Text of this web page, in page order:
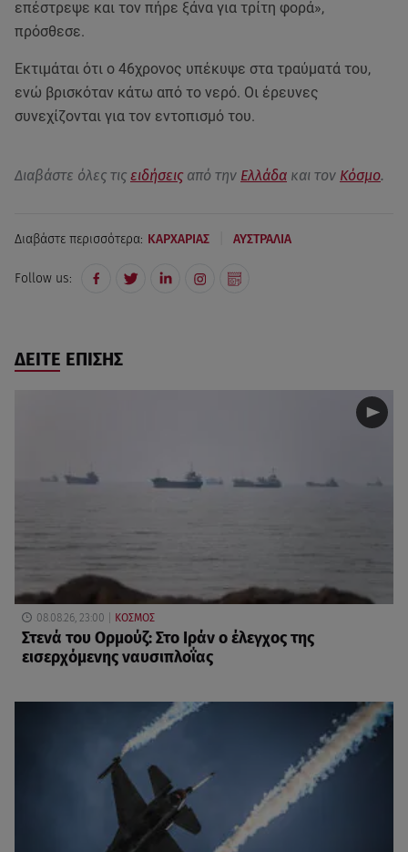
επέστρεψε και τον πήρε ξάνα για τρίτη φορά»,
πρόσθεσε.
Εκτιμάται ότι ο 46χρονος υπέκυψε στα τραύματά του,
ενώ βρισκόταν κάτω από το νερό. Οι έρευνες
συνεχίζονται για τον εντοπισμό του.
Διαβάστε όλες τις ειδήσεις από την Ελλάδα και τον Κόσμο.
Διαβάστε περισσότερα: ΚΑΡΧΑΡΙΑΣ ΑΥΣΤΡΑΛΙΑ
Follow us:
ΔΕΙΤΕ ΕΠΙΣΗΣ
08.08.26, 23:00 ΚΟΣΜΟΣ
Στενά του Ορμούζ: Στο Ιράν ο έλεγχος της
εισερχόμενης ναυσιπλοΐας